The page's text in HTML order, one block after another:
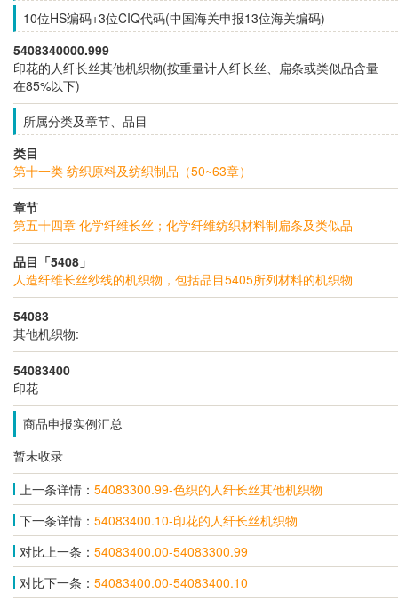
10位HS编码+3位CIQ代码(中国海关申报13位海关编码)
5408340000.999
印花的人纤长丝其他机织物(按重量计人纤长丝、扁条或类似品含量
在85%以下)
所属分类及章节、品目
类目
第十一类 纺织原料及纺织制品（50~63章）
章节
第五十四章 化学纤维长丝；化学纤维纺织材料制扁条及类似品
品目「5408」
人造纤维长丝纱线的机织物，包括品目5405所列材料的机织物
54083
其他机织物:
54083400
印花
商品申报实例汇总
暂未收录
上一条详情： 54083300.99-色织的人纤长丝其他机织物
下一条详情： 54083400.10-印花的人纤长丝机织物
对比上一条： 54083400.00-54083300.99
对比下一条： 54083400.00-54083400.10